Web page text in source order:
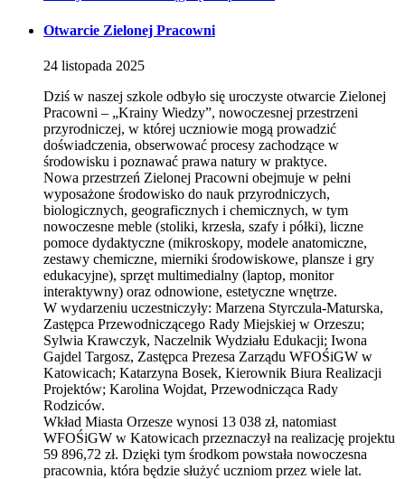
Otwarcie Zielonej Pracowni
24 listopada 2025
Dziś w naszej szkole odbyło się uroczyste otwarcie Zielonej
Pracowni – „Krainy Wiedzy”, nowoczesnej przestrzeni
przyrodniczej, w której uczniowie mogą prowadzić
doświadczenia, obserwować procesy zachodzące w
środowisku i poznawać prawa natury w praktyce.
Nowa przestrzeń Zielonej Pracowni obejmuje w pełni
wyposażone środowisko do nauk przyrodniczych,
biologicznych, geograficznych i chemicznych, w tym
nowoczesne meble (stoliki, krzesła, szafy i półki), liczne
pomoce dydaktyczne (mikroskopy, modele anatomiczne,
zestawy chemiczne, mierniki środowiskowe, plansze i gry
edukacyjne), sprzęt multimedialny (laptop, monitor
interaktywny) oraz odnowione, estetyczne wnętrze.
W wydarzeniu uczestniczyły: Marzena Styrczula-Maturska,
Zastępca Przewodniczącego Rady Miejskiej w Orzeszu;
Sylwia Krawczyk, Naczelnik Wydziału Edukacji; Iwona
Gajdel Targosz, Zastępca Prezesa Zarządu WFOŚiGW w
Katowicach; Katarzyna Bosek, Kierownik Biura Realizacji
Projektów; Karolina Wojdat, Przewodnicząca Rady
Rodziców.
Wkład Miasta Orzesze wynosi 13 038 zł, natomiast
WFOŚiGW w Katowicach przeznaczył na realizację projektu
59 896,72 zł. Dzięki tym środkom powstała nowoczesna
pracownia, która będzie służyć uczniom przez wiele lat.